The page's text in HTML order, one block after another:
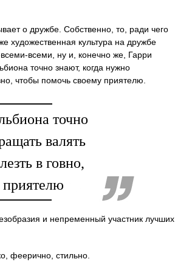
о дружбе. Собственно, то, ради чего
художественная культура на дружбе
всеми, ну и, конечно же, Гарри
точно знают, когда нужно
чтобы помочь своему приятелю.
точно
валять
в говно,
и непременный участник лучших
феерично, стильно.